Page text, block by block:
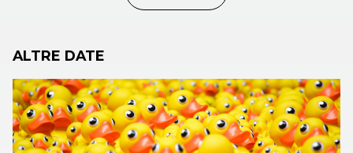
divertenti, e perfino assurde, che prima fanno ridere
dedicata agli Ig Nobel scopriremo che si possono
impiegare ore di studio e di ricerca, ottenendo anche
una certa popolarità, studiando le virtù benefiche
della pizza prodotta in Italia e la scarsa accuratezza
degli scultori antichi nella rappresentazione dei
ALTRE DATE